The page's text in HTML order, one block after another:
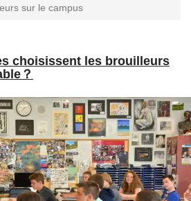
sur le campus
choisissent les brouilleurs
？